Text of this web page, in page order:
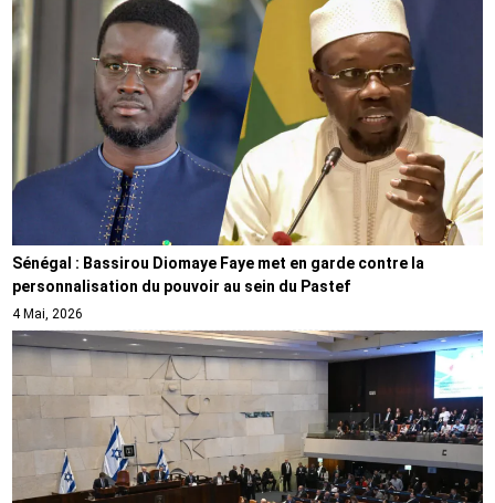
Sénégal : Bassirou Diomaye Faye met en garde contre la
personnalisation du pouvoir au sein du Pastef
4 Mai, 2026